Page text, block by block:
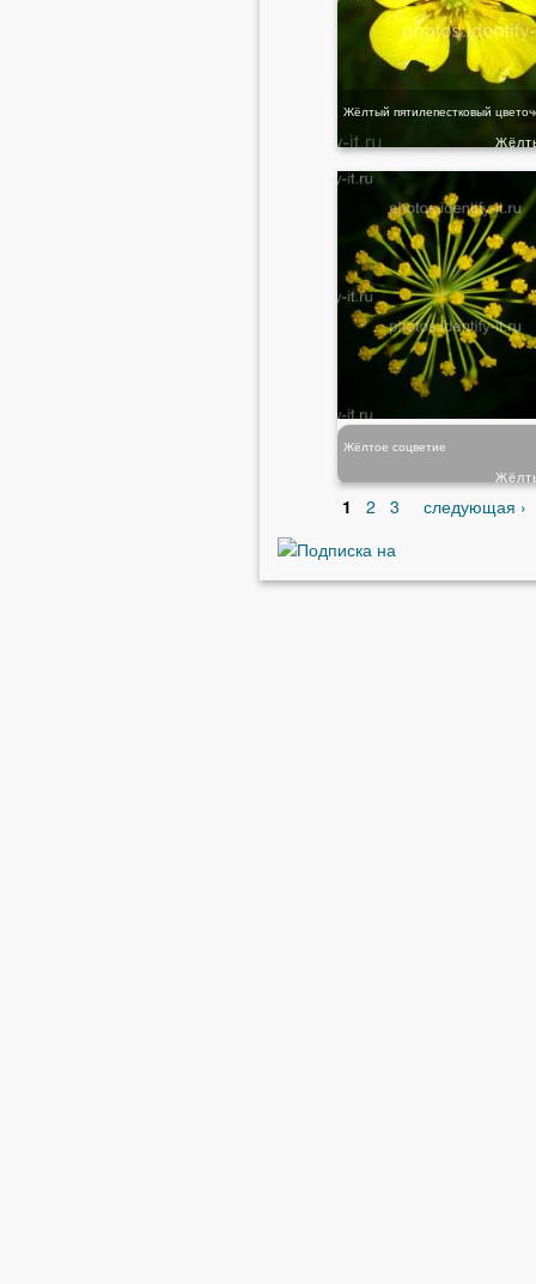
Жёлтый пятилепестковый
Жёлтое соцветие
1 2 3 следующая ›